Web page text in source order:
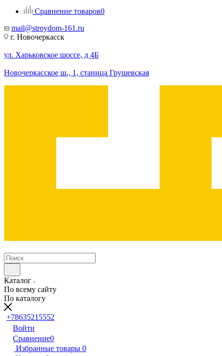
Сравнение товаров0
mail@stroydom-161.ru
г. Новочеркасск
ул. Харьковское шоссе, д 4Б
Новочеркасское ш., 1, станица Грушевская
Каталог
По всему сайту
По каталогу
+78635215552
Войти
Сравнение0
Избранные товары 0